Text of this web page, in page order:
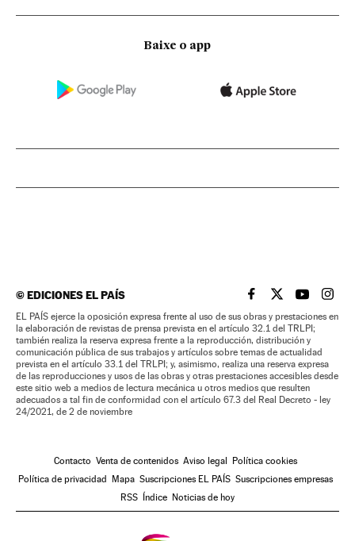
Baixe o app
©EDICIONES EL PAÍS EL PAÍS BRASIL EN
EL PAÍSEL PAÍS
EL
EL PAÍS ejerce la oposición expresa frente al uso de sus obras y prestaciones en
la elaboración de revistas de prensa prevista en el artículo 32.1 del TRLPI;
también realiza la reserva expresa frente a la reproducción, distribución y
comunicación pública de sus trabajos y artículos sobre temas de actualidad
prevista en el artículo 33.1 del TRLPI; y, asimismo, realiza una reserva expresa
de las reproducciones y usos de las obras y otras prestaciones accesibles desde
este sitio web a medios de lectura mecánica u otros medios que resulten
adecuados a tal fin de conformidad con el artículo 67.3 del Real Decreto - ley
24/2021, de 2 de noviembre
Contacto Venta de contenidos Aviso legal Política cookies
Política de privacidad Mapa Suscripciones EL PAÍS Suscripciones empresas
RSS Índice Noticias de hoy